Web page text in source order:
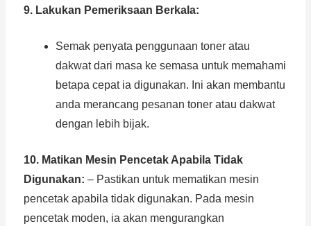
9. Lakukan Pemeriksaan Berkala:
Semak penyata penggunaan toner atau
dakwat dari masa ke semasa untuk memahami
betapa cepat ia digunakan. Ini akan membantu
anda merancang pesanan toner atau dakwat
dengan lebih bijak.
10. Matikan Mesin Pencetak Apabila Tidak
Digunakan: – Pastikan untuk mematikan mesin
pencetak apabila tidak digunakan. Pada mesin
pencetak moden, ia akan mengurangkan